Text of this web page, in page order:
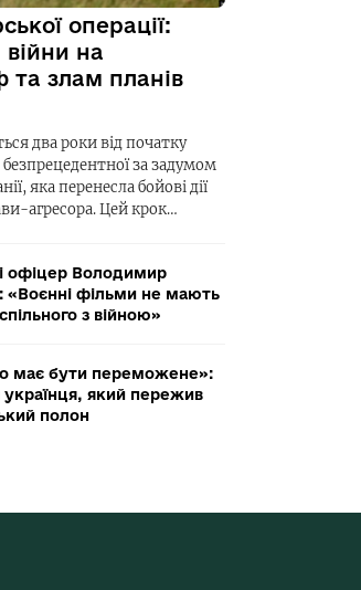
операції:
на
та злам планів
два роки від початку
за задумом
яка перенесла бойові дії
агресора. Цей крок…
офіцер Володимир
«Воєнні фільми не мають
з війною»
має бути переможене»:
українця, який пережив
полон